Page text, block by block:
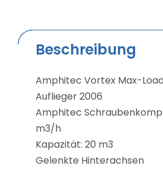
Beschreibung
Amphitec Vortex Max-
Auflieger 2006
Amphitec
m3/h
Kapazität: 20 m3
Gelenkte Hinterachsen